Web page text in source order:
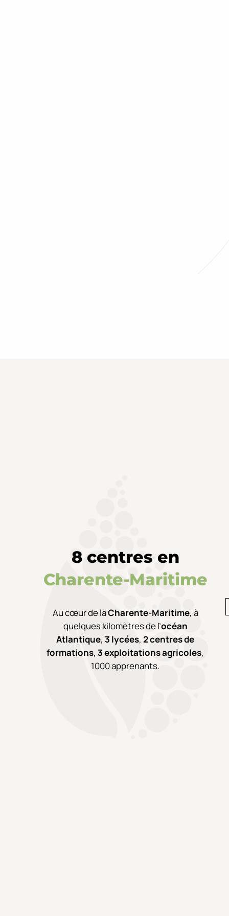
8 centres en
Charente-Maritime
Au cœur de laCharente-Maritime, à
quelques kilomètres de l’océan
Atlantique,3 lycées,2 centres de
formations,3 exploitations agricoles,
1000 apprenants.